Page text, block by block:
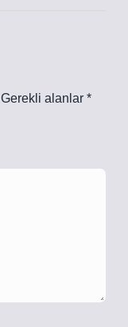
Gerekli alanlar *